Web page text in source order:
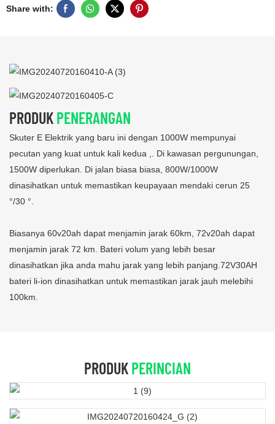
Share with:
PRODUKPENERANGAN
Skuter E Elektrik yang baru ini dengan 1000W mempunyai
pecutan yang kuat untuk kali kedua ,. Di kawasan pergunungan,
1500W diperlukan. Di jalan biasa biasa, 800W/1000W
dinasihatkan untuk memastikan keupayaan mendaki cerun 25
°/30 °.
Biasanya 60v20ah dapat menjamin jarak 60km, 72v20ah dapat
menjamin jarak 72 km. Bateri volum yang lebih besar
dinasihatkan jika anda mahu jarak yang lebih panjang.72V30AH
bateri li-ion dinasihatkan untuk memastikan jarak jauh melebihi
100km.
PRODUKPERINCIAN